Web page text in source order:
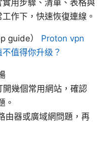
用步驟、清單、表格與
作下，快速恢復連線。
guide） Proton vpn
值得你升级？
幾個常用網站，確認
。
由器或廣域網問題，再